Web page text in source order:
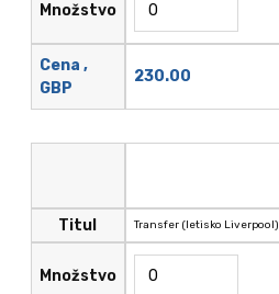
Množstvo
Cena ,
GBP
230.00
Titul
Množstvo
Transfer (letisko Liverpool)